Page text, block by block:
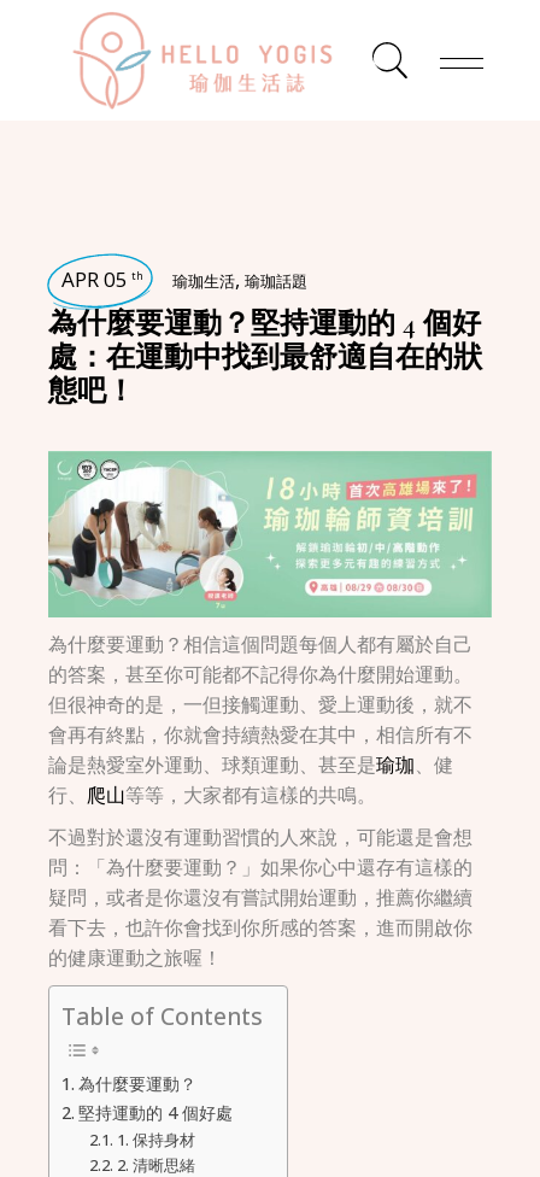
APR 05 th 瑜珈生活,瑜珈話題
為什麼要運動？堅持運動的 4 個好
處：在運動中找到最舒適自在的狀
態吧！
為什麼要運動？相信這個問題每個人都有屬於自己
的答案，甚至你可能都不記得你為什麼開始運動。
但很神奇的是，一但接觸運動、愛上運動後，就不
會再有終點，你就會持續熱愛在其中，相信所有不
論是熱愛室外運動、球類運動、甚至是瑜珈、健
行、 爬山等等，大家都有這樣的共鳴。
不過對於還沒有運動習慣的人來說，可能還是會想
問：「為什麼要運動？」如果你心中還存有這樣的
疑問，或者是你還沒有嘗試開始運動，推薦你繼續
看下去，也許你會找到你所感的答案，進而開啟你
的健康運動之旅喔！
Table of Contents
為什麼要運動？
堅持運動的 4 個好處
1. 保持身材
2. 清晰思緒